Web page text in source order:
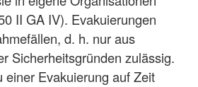
II GA IV). Evakuierungen
d. h. nur aus
Sicherheitsgründen zulässig.
einer Evakuierung auf Zeit